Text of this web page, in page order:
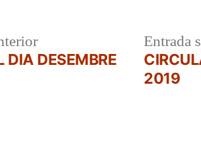
Entrada
anterior:
DIA DESEMBRE
Entrada
2019